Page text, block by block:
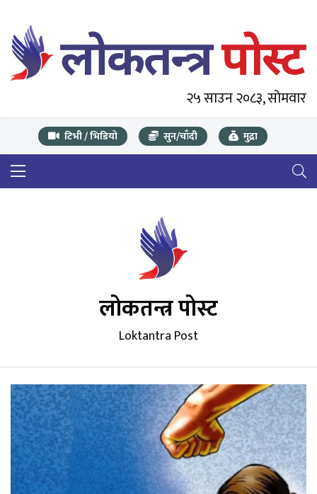
२५ साउन २०८३, सोमवार
टिभी / भिडियो सुन/चाँदी मुद्रा
लोकतन्त्र पोस्ट
Loktantra Post